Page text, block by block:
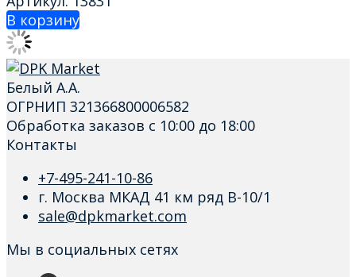
В корзину
Белый А.А.
ОГРНИП 321366800006582
Обработка заказов с 10:00 до 18:00
Контакты
+7-495-241-10-86
г. Москва МКАД 41 км ряд В-10/1
sale@dpkmarket.com
Мы в социальных сетях